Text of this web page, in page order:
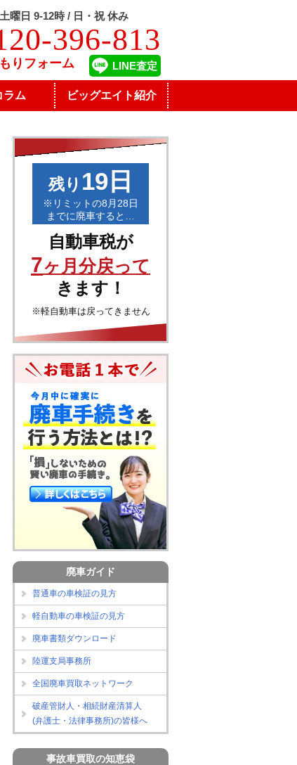
曜日 9-12時 / 日・祝 休み
396-813
りフォーム LINE査定
ラム ビッグエイト紹介
残り 19日
※リミットの8月28日
までに廃車すると…
自動車税が
7ヶ月分戻って
きます！
※軽自動車は戻ってきません
廃車ガイド
普通車の車検証の見方
軽自動車の車検証の見方
廃車書類ダウンロード
陸運支局事務所
全国廃車買取ネットワーク
破産管財人・相続財産清算人
(弁護士・法律事務所)の皆様へ
事故車買取の知恵袋